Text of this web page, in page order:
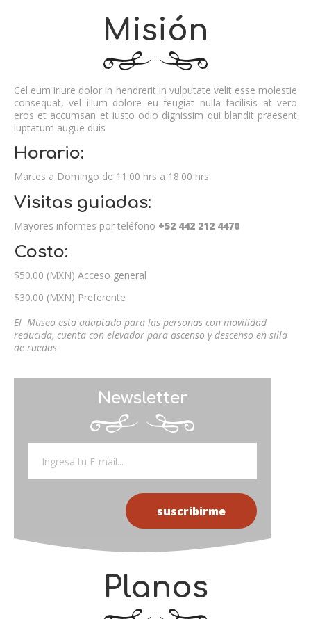
Misión
Cel eum iriure dolor in hendrerit in vulputate velit esse molestie
consequat, vel illum dolore eu feugiat nulla facilisis at vero
eros et accumsan et iusto odio dignissim qui blandit praesent
luptatum augue duis
Horario:
Martes a Domingo de 11:00 hrs a 18:00 hrs
Visitas guiadas:
Mayores informes por teléfono +52 442 212 4470
Costo:
$50.00 (MXN) Acceso general
$30.00 (MXN) Preferente
El Museo esta adaptado para las personas con movilidad
reducida, cuenta con elevador para ascenso y descenso en silla
de ruedas
Newsletter
Planos